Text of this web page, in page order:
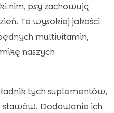
nim, psy zachowują
Te wysokiej jakości
multivitamin,
naszych
tych suplementów,
Dodawanie ich